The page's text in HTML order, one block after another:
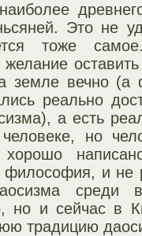
Это не
тоже
земле вечно (а
реально
а есть
но
философия, и не
среди
но и сейчас в
традицию